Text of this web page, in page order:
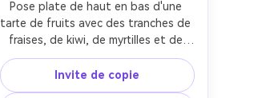
Pose plate de haut en bas d'une
tarte de fruits avec des tranches de
fraises, de kiwi, de myrtilles et de
pêches brillantes disposées dans un
motif radial parfait, brillance de
crème de vanille, serviette en lin et
Invite de copie